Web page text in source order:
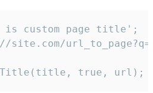
custom page title';
true, url);